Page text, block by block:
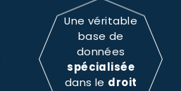
Une véritable
base de
données
spécialisée
dans le droit